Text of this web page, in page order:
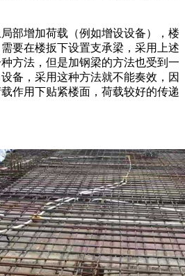
部增加荷载（例如增设设备），楼
要在楼扳下设置支承梁，采用上述
方法，但是加钢梁的方法也受到一
备，采用这种方法就不能奏效，因
作用下贴紧楼面，荷载较好的传递